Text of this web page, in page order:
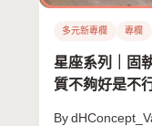
多元新專欄 專欄
星座系列｜固
質不夠好是不
By